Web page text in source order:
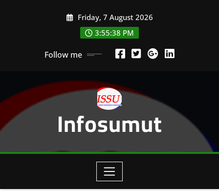
Friday, 7 August 2026
3:55:40 PM
Follow me
Infosumut